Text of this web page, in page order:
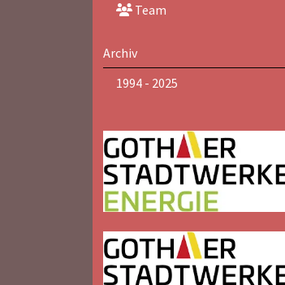
Team
Archiv
1994 - 2025